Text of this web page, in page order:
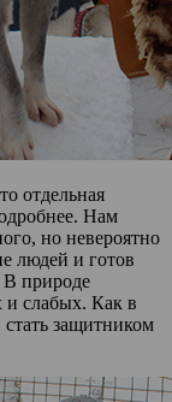
отдельная
Нам
но невероятно
людей и готов
В природе
и слабых. Как в
защитником